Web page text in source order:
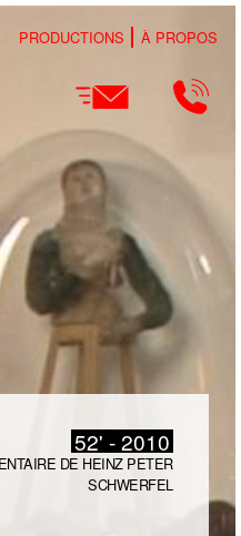
PRODUCTIONS À PROPOS
52' - 2010
DE HEINZ PETER
SCHWERFEL